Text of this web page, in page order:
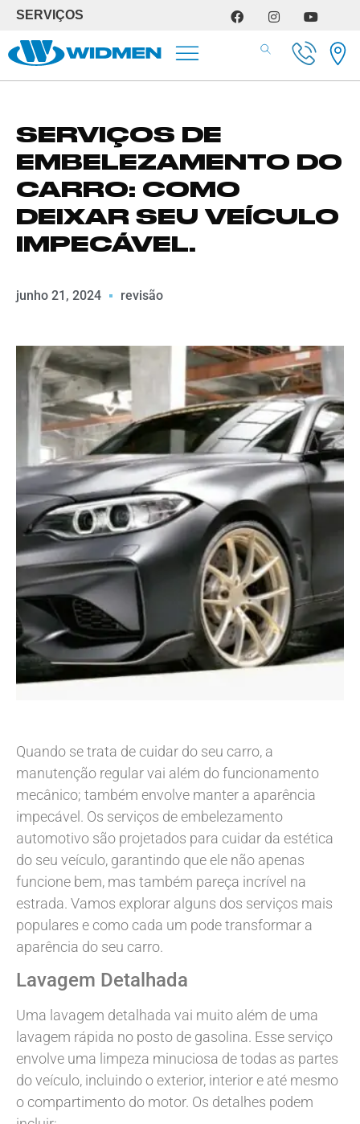
SERVIÇOS
SERVIÇOS DE
EMBELEZAMENTO DO
CARRO: COMO
DEIXAR SEU VEÍCULO
IMPECÁVEL.
junho 21, 2024 revisão
Quando se trata de cuidar do seu carro, a
manutenção regular vai além do funcionamento
mecânico; também envolve manter a aparência
impecável. Os serviços de embelezamento
automotivo são projetados para cuidar da estética
do seu veículo, garantindo que ele não apenas
funcione bem, mas também pareça incrível na
estrada. Vamos explorar alguns dos serviços mais
populares e como cada um pode transformar a
aparência do seu carro.
Lavagem Detalhada
Uma lavagem detalhada vai muito além de uma
lavagem rápida no posto de gasolina. Esse serviço
envolve uma limpeza minuciosa de todas as partes
do veículo, incluindo o exterior, interior e até mesmo
o compartimento do motor. Os detalhes podem